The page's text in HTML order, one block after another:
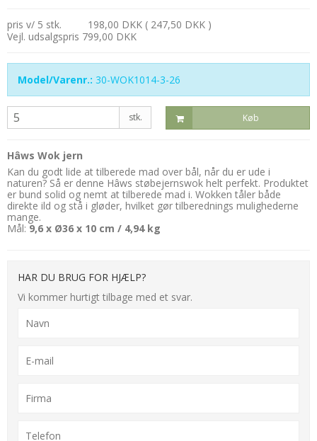
pris v/ 5 stk.
198,00 DKK ( 247,50 DKK )
Vejl. udsalgspris 799,00 DKK
Model/Varenr.: 30-WOK1014-3-26
stk. Køb
Hâws Wok jern
Kan du godt lide at tilberede mad over bål, når du er ude i
naturen? Så er denne Hâws støbejernswok helt perfekt. Produktet
er bund solid og nemt at tilberede mad i. Wokken tåler både
direkte ild og stå i gløder, hvilket gør tilberednings mulighederne
mange.
Mål:9,6 x Ø36 x 10 cm / 4,94 kg
HAR DU BRUG FOR HJÆLP?
Vi kommer hurtigt tilbage med et svar.